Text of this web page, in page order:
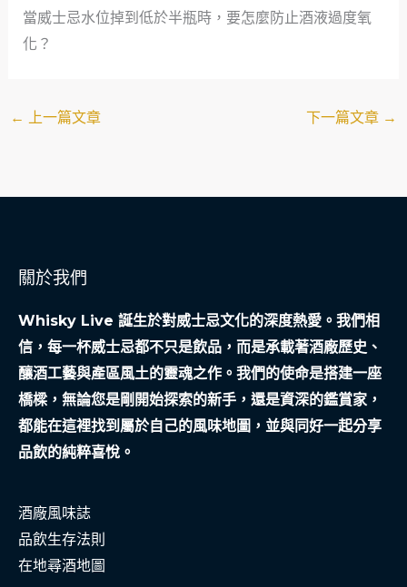
當威士忌水位掉到低於半瓶時，要怎麼防止酒液過度氧
化？
← 上一篇文章 下一篇文章 →
關於我們
Whisky Live 誕生於對威士忌文化的深度熱愛。我們相
信，每一杯威士忌都不只是飲品，而是承載著酒廠歷史、
釀酒工藝與產區風土的靈魂之作。我們的使命是搭建一座
橋樑，無論您是剛開始探索的新手，還是資深的鑑賞家，
都能在這裡找到屬於自己的風味地圖，並與同好一起分享
品飲的純粹喜悅。
酒廠風味誌
品飲生存法則
在地尋酒地圖